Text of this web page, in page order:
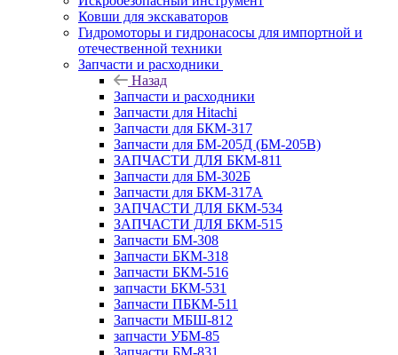
Ковши для экскаваторов
Гидромоторы и гидронасосы для импортной и
отечественной техники
Запчасти и расходники
Назад
Запчасти и расходники
Запчасти для Hitachi
Запчасти для БКМ-317
Запчасти для БМ-205Д (БМ-205В)
ЗАПЧАСТИ ДЛЯ БКМ-811
Запчасти для БМ-302Б
Запчасти для БКМ-317А
ЗАПЧАСТИ ДЛЯ БКМ-534
ЗАПЧАСТИ ДЛЯ БКМ-515
Запчасти БМ-308
Запчасти БКМ-318
Запчасти БКМ-516
запчасти БКМ-531
Запчасти ПБКМ-511
Запчасти МБШ-812
запчасти УБМ-85
Запчасти БМ-831